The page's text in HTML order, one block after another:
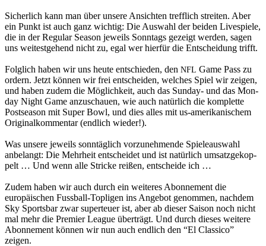
Sicher­lich kann man über unsere Ansicht­en tre­f­flich stre­it­en. Aber
ein Punkt ist auch ganz wichtig: Die Auswahl der bei­den Livespiele,
die in der Reg­u­lar Sea­son jew­eils Son­ntags gezeigt wer­den, sagen
uns weitest­ge­hend nicht zu, egal wer hier­für die Entschei­dung trifft.
Fol­glich haben wir uns heute entsch­ieden, den NFL Game Pass zu
ordern. Jet­zt kön­nen wir frei entschei­den, welch­es Spiel wir zeigen,
und haben zudem die Möglichkeit, auch das Sun­day- und das Mon­
day Night Game anzuschauen, wie auch natür­lich die kom­plette
Post­sea­son mit Super Bowl, und dies alles mit us-amerikanis­chem
Orig­i­nalkom­men­tar (endlich wieder!).
Was unsere jew­eils son­ntäglich vorzunehmende Spieleauswahl
anbe­langt: Die Mehrheit entschei­det und ist natür­lich umsatzgekop­
pelt … Und wenn alle Stricke reißen, entschei­de ich …
Zudem haben wir auch durch ein weit­eres Abon­nement die
europäis­chen Fuss­ball-Topli­gen ins Ange­bot genom­men, nach­dem
Sky Sports­bar zwar super­teuer ist, aber ab dieser Sai­son noch nicht
mal mehr die Pre­mier League überträgt. Und durch dieses weit­ere
Abon­nement kön­nen wir nun auch endlich den “El Clas­si­co”
zeigen.